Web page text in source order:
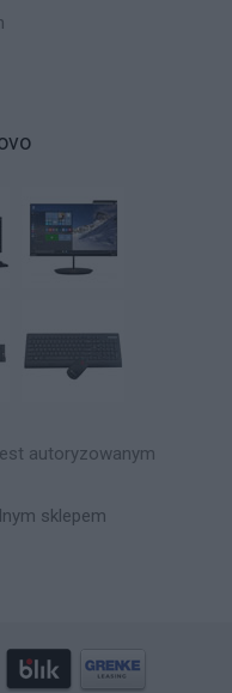
autoryzowanym
sklepem